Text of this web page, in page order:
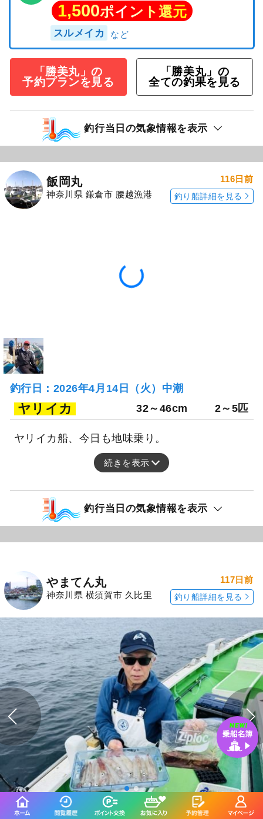
1,500ポイント還元
スルメイカ
「勝美丸」の
予約プランを見る
「勝美丸」の
全ての釣果を見る
釣行当日の気象情報を表示
飯岡丸
神奈川県 鎌倉市 腰越漁港
116日前
釣り船詳細を見る
釣行日：2026年4月14日（火）中潮
ヤリイカ 32～46cm 2～5匹
ヤリイカ船、今日も地味乗り。
続きを表示
釣行当日の気象情報を表示
やまてん丸
神奈川県 横須賀市 久比里
117日前
釣り船詳細を見る